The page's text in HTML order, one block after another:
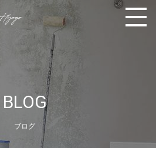
BLOG
ブログ